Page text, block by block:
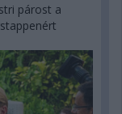
párost a